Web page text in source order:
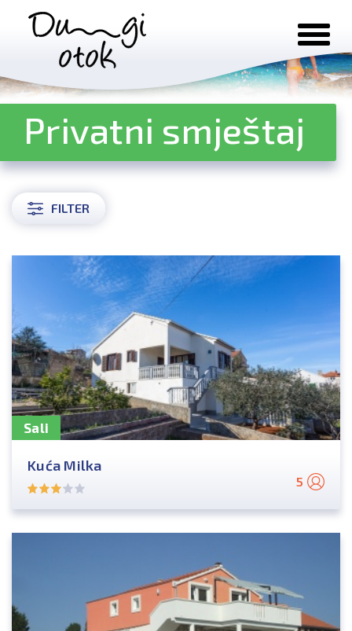
Preskoči na sadržaj
Privatni smještaj
FILTER
Sali
Kuća Milka
5